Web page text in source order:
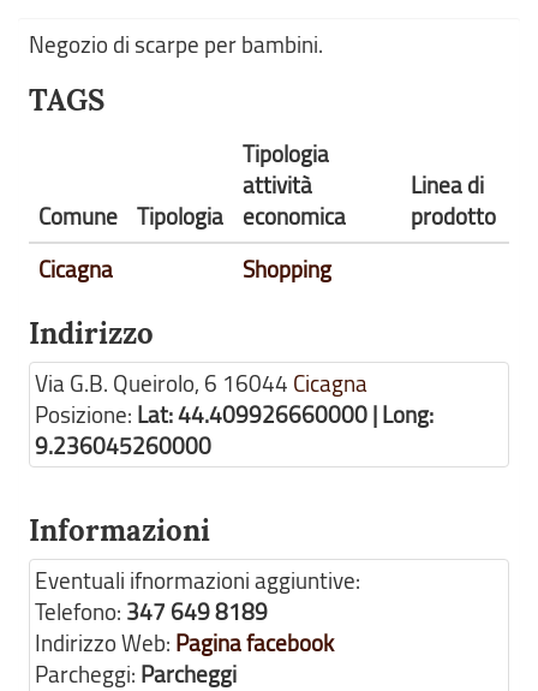
Negozio di scarpe per bambini.
TAGS
Comune Tipologia
Tipologia
attività
economica
Linea di
prodotto
Cicagna
Shopping
Indirizzo
Via G.B. Queirolo, 6 16044 Cicagna
Posizione: Lat: 44.409926660000 | Long:
9.236045260000
Informazioni
Eventuali ifnormazioni aggiuntive:
Telefono: 347 649 8189
Indirizzo Web: Pagina facebook
Parcheggi: Parcheggi